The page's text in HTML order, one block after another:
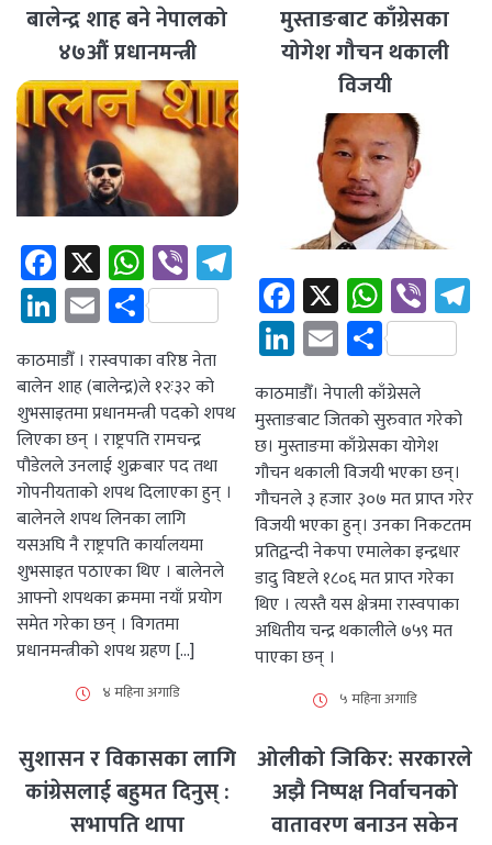
बालेन्द्र शाह बने नेपालको
४७औं प्रधानमन्त्री
Facebook
X WhatsApp
ViberTelegram
LinkedIn
EmailShare
काठमाडौँ । रास्वपाका वरिष्ठ नेता
बालेन शाह (बालेन्द्र)ले १२ः३२ को
शुभसाइतमा प्रधानमन्त्री पदको शपथ
लिएका छन् । राष्ट्रपति रामचन्द्र
पौडेलले उनलाई शुक्रबार पद तथा
गोपनीयताको शपथ दिलाएका हुन् ।
बालेनले शपथ लिनका लागि
यसअघि नै राष्ट्रपति कार्यालयमा
शुभसाइत पठाएका थिए । बालेनले
आफ्नो शपथका क्रममा नयाँ प्रयोग
समेत गरेका छन् । विगतमा
प्रधानमन्त्रीको शपथ ग्रहण […]
४ महिना अगाडि
मुस्ताङबाट काँग्रेसका
योगेश गौचन थकाली
विजयी
Facebook
X
LinkedIn
EmailShare
काठमाडौँ। नेपाली काँग्रेसले
मुस्ताङबाट जितको सुरुवात गरेको
छ। मुस्ताङमा काँग्रेसका योगेश
गौचन थकाली विजयी भएका छन्।
गौचनले ३ हजार ३०७ मत प्राप्त गरेर
विजयी भएका हुन्। उनका निकटतम
प्रतिद्वन्दी नेकपा एमालेका इन्द्रधार
डादु विष्टले १८०६ मत प्राप्त गरेका
थिए । त्यस्तै यस क्षेत्रमा रास्वपाका
अधितीय चन्द्र थकालीले ७५९ मत
पाएका छन् ।
५ महिना अगाडि
सुशासन र विकासका लागि
कांग्रेसलाई बहुमत दिनुस् :
सभापति थापा
ओलीको जिकिर: सरकारले
अझै निष्पक्ष निर्वाचनको
वातावरण बनाउन सकेन